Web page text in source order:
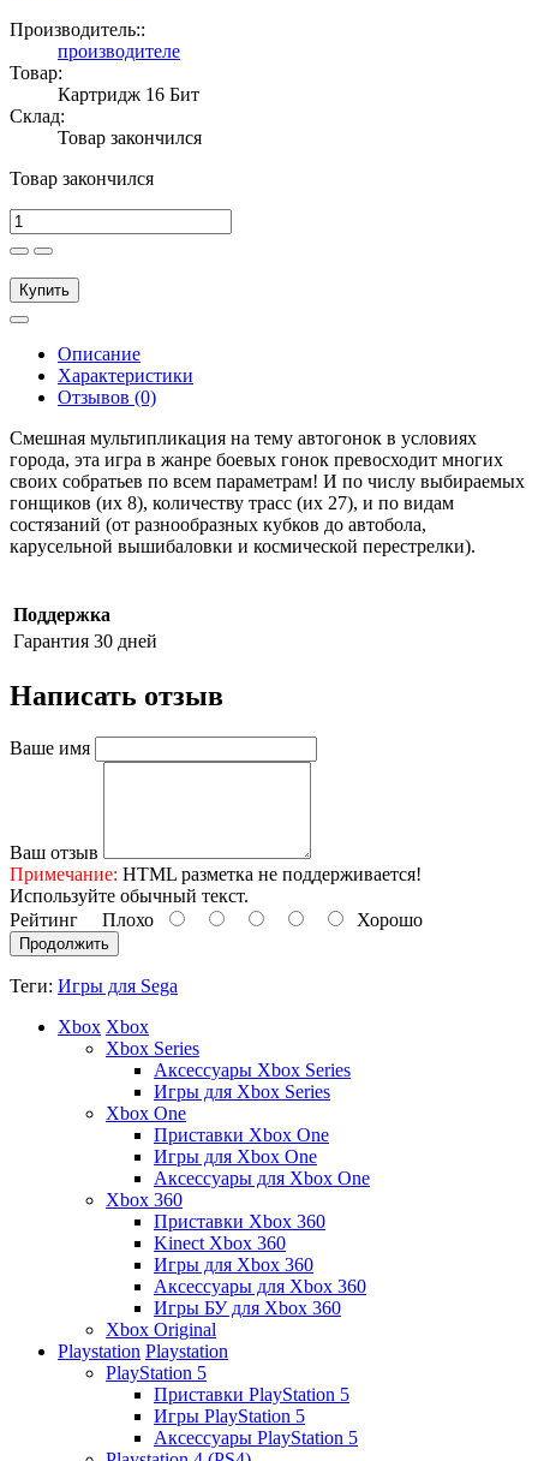
Производитель::
производителе
Товар:
Картридж 16 Бит
Склад:
Товар закончился
Товар закончился
Купить
Описание
Характеристики
Отзывов (0)
Смешная мультипликация на тему автогонок в условиях
города, эта игра в жанре боевых гонок превосходит многих
своих собратьев по всем параметрам! И по числу выбираемых
гонщиков (их 8), количеству трасс (их 27), и по видам
состязаний (от разнообразных кубков до автобола,
карусельной вышибаловки и космической перестрелки).
Поддержка
Гарантия 30 дней
Написать отзыв
Ваше имя
Ваш отзыв
Примечание: HTML разметка не поддерживается!
Используйте обычный текст.
Рейтинг Плохо Хорошо
Продолжить
Теги: Игры для Sega
Xbox Xbox
Xbox Series
Аксессуары Xbox Series
Игры для Xbox Series
Xbox One
Приставки Xbox One
Игры для Xbox One
Аксессуары для Xbox One
Xbox 360
Приставки Xbox 360
Kinect Xbox 360
Игры для Xbox 360
Аксессуары для Xbox 360
Игры БУ для Xbox 360
Xbox Original
Playstation Playstation
PlayStation 5
Приставки PlayStation 5
Игры PlayStation 5
Аксессуары PlayStation 5